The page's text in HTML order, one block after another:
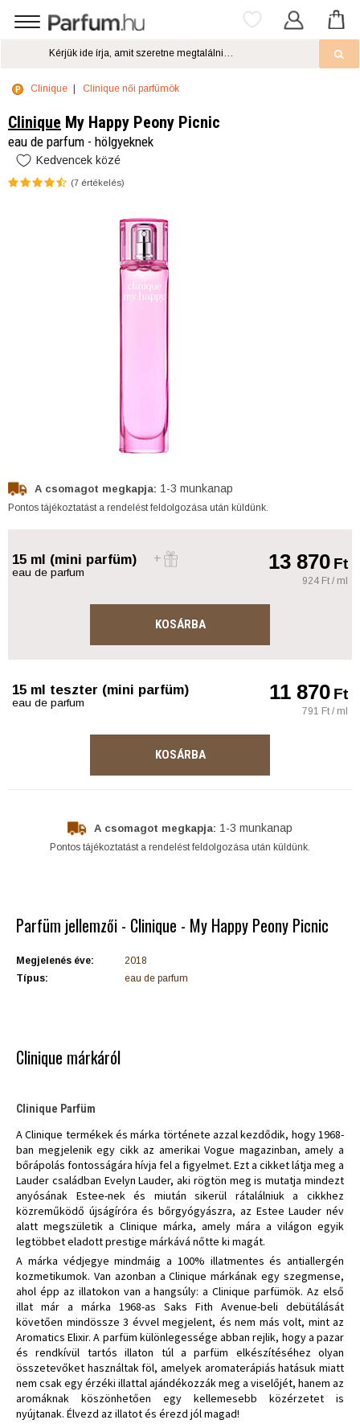
Clinique Clinique női parfümök
Clinique My Happy Peony Picnic
eau de parfum - hölgyeknek
Kedvencek közé
(7 értékelés)
A csomagot megkapja: 1-3 munkanap
Pontos tájékoztatást a rendelést feldolgozása után küldünk.
15 ml (mini parfüm)
eau de parfum 13 870Ft
924 Ft / ml
KOSÁRBA
15 ml teszter (mini parfüm)
eau de parfum 11 870Ft
791 Ft / ml
KOSÁRBA
A csomagot megkapja: 1-3 munkanap
Pontos tájékoztatást a rendelést feldolgozása után küldünk.
Parfüm jellemzői - Clinique - My Happy Peony Picnic
Megjelenés éve:
2018
Típus:
eau de parfum
Clinique márkáról
Clinique Parfüm
A Clinique termékek és márka története azzal kezdődik, hogy 1968-
ban megjelenik egy cikk az amerikai Vogue magazinban, amely a
bőrápolás fontosságára hívja fel a figyelmet. Ezt a cikket látja meg a
Lauder családban Evelyn Lauder, aki rögtön meg is mutatja mindezt
anyósának Estee-nek és miután sikerül rátalálniuk a cikkhez
közreműködő újságíróra és bőrgyógyászra, az Estee Lauder név
alatt megszületik a Clinique márka, amely mára a világon egyik
legtöbbet eladott prestige márkává nőtte ki magát.
A márka védjegye mindmáig a 100% illatmentes és antiallergén
kozmetikumok. Van azonban a Clinique márkának egy szegmense,
ahol épp az illatokon van a hangsúly: a Clinique parfümök. Az első
illat már a márka 1968-as Saks Fith Avenue-beli debütálását
követően mindössze 3 évvel megjelent, és nem más volt, mint az
Aromatics Elixir. A parfüm különlegessége abban rejlik, hogy a pazar
és rendkívül tartós illaton túl a parfüm elkészítéséhez olyan
összetevőket használtak föl, amelyek aromaterápiás hatásuk miatt
nem csak egy érzéki illattal ajándékozzák meg a viselőjét, hanem az
aromáknak köszönhetően egy kellemesebb közérzetet is
nyújtanak. Élvezd az illatot és érezd jól magad!